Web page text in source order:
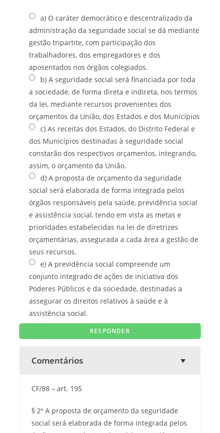
a) O caráter democrático e descentralizado da
administração da seguridade social se dá mediante
gestão tripartite, com participação dos
trabalhadores, dos empregadores e dos
aposentados nos órgãos colegiados.
b) A seguridade social será financiada por toda
a sociedade, de forma direta e indireta, nos termos
da lei, mediante recursos provenientes dos
orçamentos da União, dos Estados e dos Municípios
c) As receitas dos Estados, do Distrito Federal e
dos Municípios destinadas à seguridade social
constarão dos respectivos orçamentos, integrando,
assim, o orçamento da União.
d) A proposta de orçamento da seguridade
social será elaborada de forma integrada pelos
órgãos responsáveis pela saúde, previdência social
e assistência social, tendo em vista as metas e
prioridades estabelecidas na lei de diretrizes
orçamentárias, assegurada a cada área a gestão de
seus recursos.
e) A previdência social compreende um
conjunto integrado de ações de iniciativa dos
Poderes Públicos e da sociedade, destinadas a
assegurar os direitos relativos à saúde e à
assistência social.
Comentários
CF/88 – art. 195
§ 2º A proposta de orçamento da seguridade
social será elaborada de forma integrada pelos